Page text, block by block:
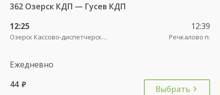
362 Озерск КДП — Гусев КДП
12:25
Озерск Кассово-диспетчерский пункт
12:39
Речкалово п.
Ежедневно
44 руб. Выбрать